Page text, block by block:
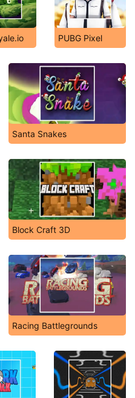
PUBG Pixel
Santa Snakes
Block Craft 3D
Racing Battlegrounds